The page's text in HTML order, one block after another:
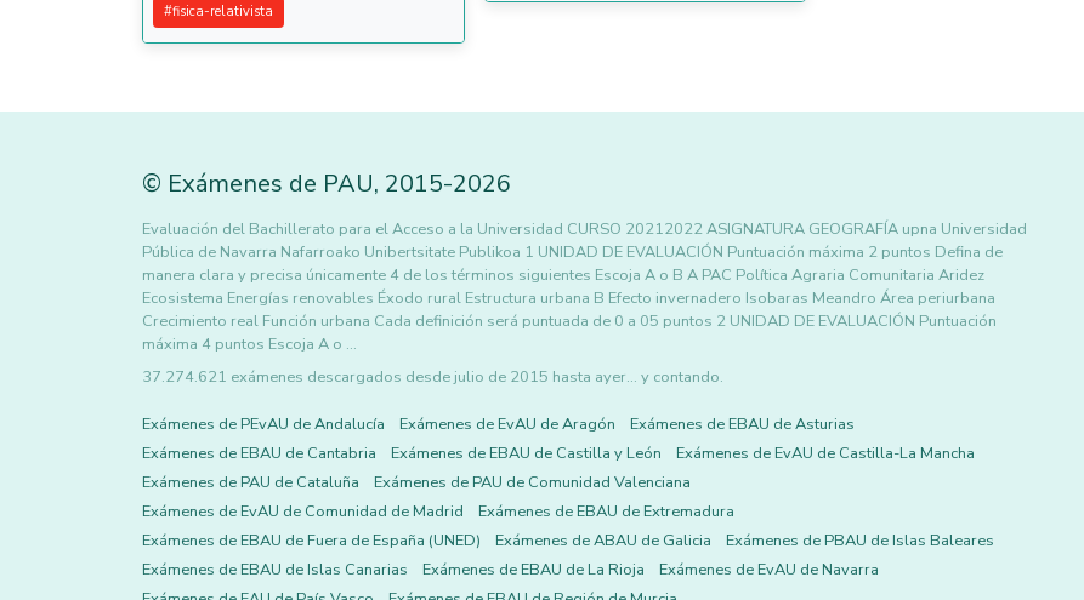
#fisica-relativista
© Exámenes de PAU, 2015-2026
Evaluación del Bachillerato para el Acceso a la Universidad CURSO 20212022 ASIGNATURA GEOGRAFÍA upna Universidad
Pública de Navarra Nafarroako Unibertsitate Publikoa 1 UNIDAD DE EVALUACIÓN Puntuación máxima 2 puntos Defina de
manera clara y precisa únicamente 4 de los términos siguientes Escoja A o B A PAC Política Agraria Comunitaria Aridez
Ecosistema Energías renovables Éxodo rural Estructura urbana B Efecto invernadero Isobaras Meandro Área periurbana
Crecimiento real Función urbana Cada definición será puntuada de 0 a 05 puntos 2 UNIDAD DE EVALUACIÓN Puntuación
máxima 4 puntos Escoja A o …
37.274.621 exámenes descargados desde julio de 2015 hasta ayer... y contando.
Exámenes de PEvAU de Andalucía Exámenes de EvAU de Aragón
Exámenes de EBAU de Asturias
Exámenes de EBAU de Cantabria
Exámenes de EBAU de Castilla y León
Exámenes de EvAU de Castilla-La Mancha
Exámenes de PAU de Cataluña
Exámenes de PAU de Comunidad Valenciana
Exámenes de EvAU de Comunidad de Madrid
Exámenes de EBAU de Extremadura
Exámenes de EBAU de Fuera de España (UNED)
Exámenes de ABAU de Galicia
Exámenes de PBAU de Islas Baleares
Exámenes de EBAU de Islas Canarias
Exámenes de EBAU de La Rioja
Exámenes de EvAU de Navarra